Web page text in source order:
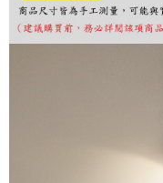
易，需依本服務之必要範圍
權轉讓予恩沛科技股份有限
２．關於個人資料處理事宜
「AFTEE先享後付」，若未
４．使用「AFTEE先享後付
時審查核予不同之上限額度
請求用戶進行身份認證。
５．嚴禁一人註冊多個帳號